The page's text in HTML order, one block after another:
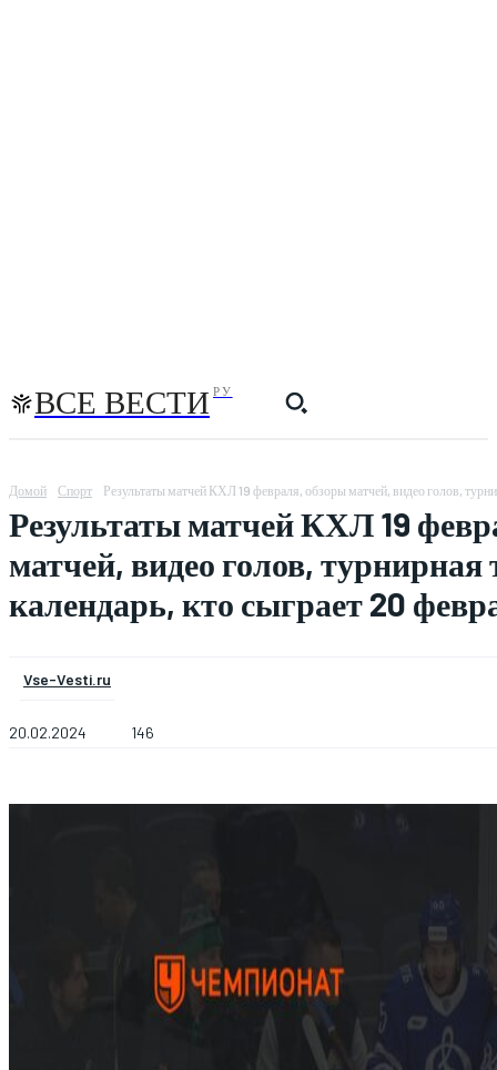
ВСЕ ВЕСТИ РУ
Домой Спорт Результаты матчей КХЛ 19 февраля, обзоры матчей, видео голов,
Результаты матчей КХЛ 19
матчей, видео голов, турнирная
календарь, кто сыграет 20
Vse-Vesti.ru
20.02.2024 146